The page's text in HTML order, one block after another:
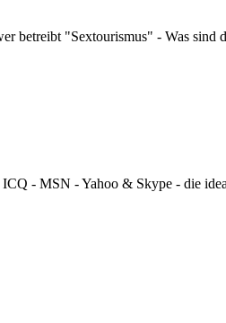
betreibt "Sextourismus" - Was sind
- MSN - Yahoo & Skype - die